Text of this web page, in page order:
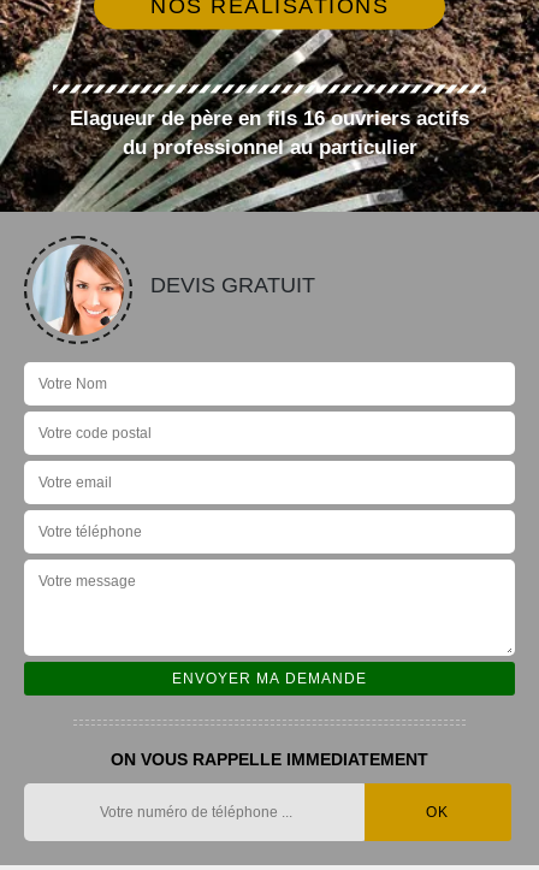
NOS RÉALISATIONS
Elagueur de père en fils 16 ouvriers actifs
du professionnel au particulier
DEVIS GRATUIT
ON VOUS RAPPELLE IMMEDIATEMENT